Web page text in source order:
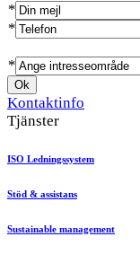
*
*
*
Kontaktinfo
Tjänster
ISO Ledningssystem
Stöd & assistans
Sustainable management